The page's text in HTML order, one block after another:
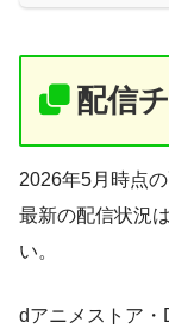
配信
2026年5月時点
最新の配信状況
い。
dアニメストア・